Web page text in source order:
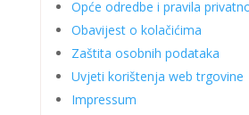
Opće odredbe i pravila
Obavijest o kolačićima
Zaštita osobnih podataka
Uvjeti korištenja web trgovine
Impressum